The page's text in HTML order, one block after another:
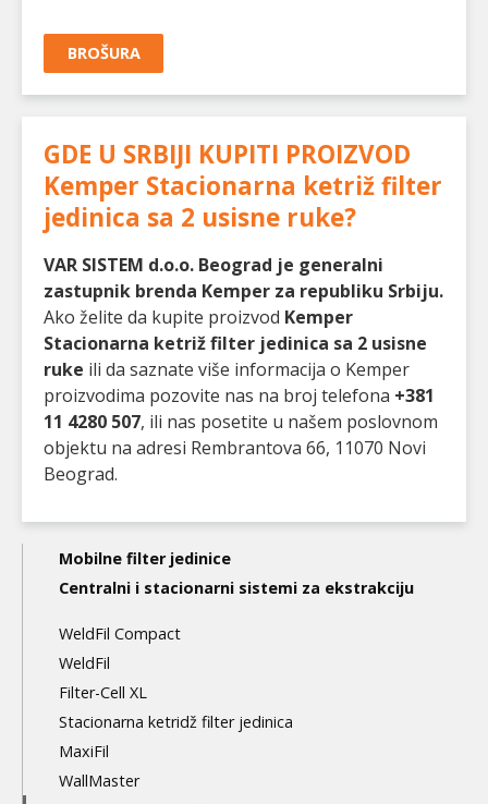
BROŠURA
GDE U SRBIJI KUPITI PROIZVOD
Kemper Stacionarna ketriž filter
jedinica sa 2 usisne ruke?
VAR SISTEM d.o.o. Beograd je generalni
zastupnik brenda Kemper za republiku Srbiju.
Ako želite da kupite proizvod Kemper
Stacionarna ketriž filter jedinica sa 2 usisne
ruke ili da saznate više informacija o Kemper
proizvodima pozovite nas na broj telefona +381
11 4280 507, ili nas posetite u našem poslovnom
objektu na adresi Rembrantova 66, 11070 Novi
Beograd.
Main
navigation
3nd
level
Mobilne filter jedinice
Centralni i stacionarni sistemi za ekstrakciju
WeldFil Compact
WeldFil
Filter-Cell XL
Stacionarna ketridž filter jedinica
MaxiFil
WallMaster